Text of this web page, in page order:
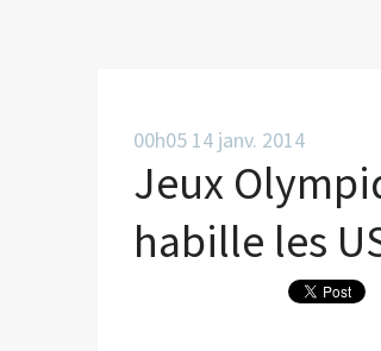
00h05 14 janv. 2014
Jeux
habille les